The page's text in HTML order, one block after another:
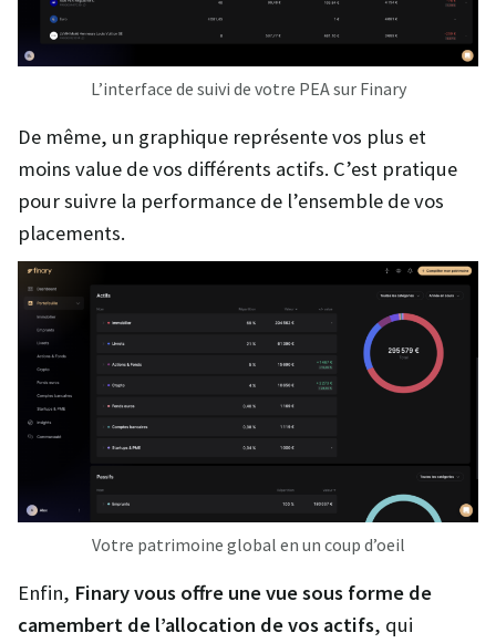
L’interface de suivi de votre PEA sur Finary
De même, un graphique représente vos plus et
moins value de vos différents actifs. C’est pratique
pour suivre la performance de l’ensemble de vos
placements.
Votre patrimoine global en un coup d’oeil
Enfin, Finary vous offre une vue sous forme de
camembert de l’allocation de vos actifs, qui